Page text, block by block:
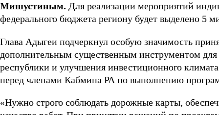
Мишустиным. Для реализации мероприятий
федерального бюджета региону будет выделено 5
Глава Адыгеи подчеркнул особую значимость
дополнительным существенным инструментом для
республики и улучшения инвестиционного
перед членами Кабмина РА по выполнению
«Нужно строго соблюдать дорожные карты,